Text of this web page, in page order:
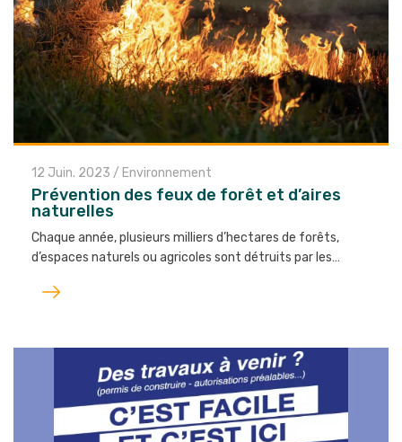
12 Juin. 2023 / Environnement
Prévention des feux de forêt et d’aires
naturelles
Chaque année, plusieurs milliers d’hectares de forêts,
d’espaces naturels ou agricoles sont détruits par les…
Lire
l'article